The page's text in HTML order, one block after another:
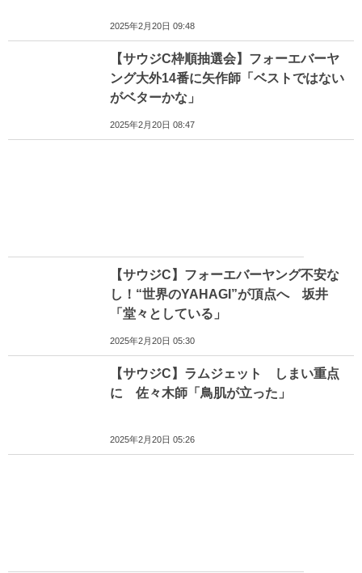
2025年2月20日 09:48
【サウジC枠順抽選会】フォーエバーヤ
ング大外14番に矢作師「ベストではない
がベターかな」
2025年2月20日 08:47
【サウジC】フォーエバーヤング不安な
し！“世界のYAHAGI”が頂点へ 坂井
「堂々としている」
2025年2月20日 05:30
【サウジC】ラムジェット しまい重点
に 佐々木師「鳥肌が立った」
2025年2月20日 05:26